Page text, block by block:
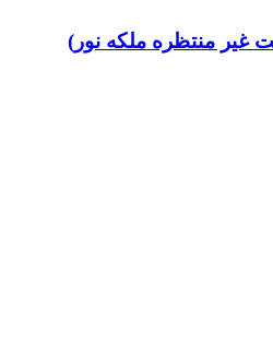
منتظره ملكه نور)